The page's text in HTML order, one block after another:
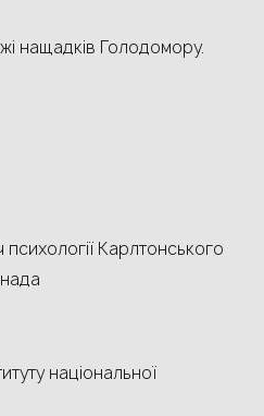
нащадків Голодомору.
Карлтонського
національної